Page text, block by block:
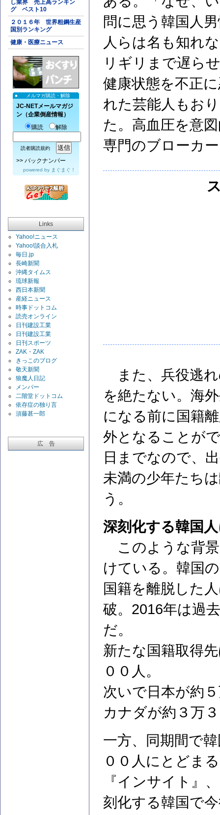
し業界 売上高ランキン
グ ベスト10
２０１６年 世界粗鋼生産
国別ランキング
健康・医療ニュース
メルマガ購読・解除
JC-NETメールマガジ
ン（企業倒産情報）
購読
解除
読者購読規約
>> バックナンバー
powered by まぐまぐ！
Links
Yahoo!ニュース
Yahoo!談合入札
毎日.jp
長崎新聞
沖縄タイムス
琉球新報
西日本新聞
産経ニュース
時事ドットコム
読売オンライン
日刊建設工業
日刊建設工業
日刊スポーツ
ZAK・ZAK
きっこのブログ
敬天新聞
狼魔人日記
メンバー
二階堂ドットコム
依存症の独り言
須藤甚一郎
広 告
問に思う韓国人
人らは名も知れ
リギリまで遅ら
健康状態を不正
れた芸能人もお
た。高血圧を意
専門のブローカ
また、兵役逃れ
を絶たない。海
になる前に国籍
外となることが
日までなので、
未満の少年たち
う。
深刻化する韓国
このような背景
けている。韓国
国籍を離脱した
破。2016年は過
だ。
新たな国籍取得
００人。
次いで日本が約
カナダが約３万
一方、同期間で
００人にとどま
『インサイト』
刻化する韓国で